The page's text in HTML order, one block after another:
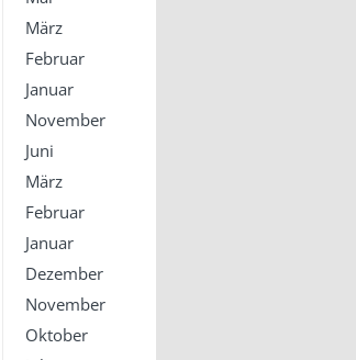
März
Februar
Januar
November
Juni
März
Februar
Januar
Dezember
November
Oktober